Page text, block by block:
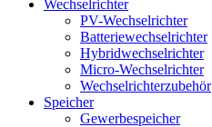
Wechselrichter
PV-Wechselrichter
Batteriewechselrichter
Hybridwechselrichter
Micro-Wechselrichter
Wechselrichterzubehör
Speicher
Gewerbespeicher